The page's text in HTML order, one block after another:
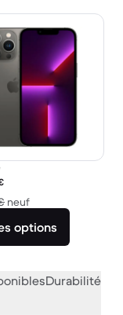
:
neufcontre 1 159,00 €
options
Durabilité